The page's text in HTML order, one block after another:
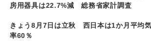
房用器具は22.7%減 総務省家計調査
きょう8月7日は立秋 西日本は1か月平均
率60％